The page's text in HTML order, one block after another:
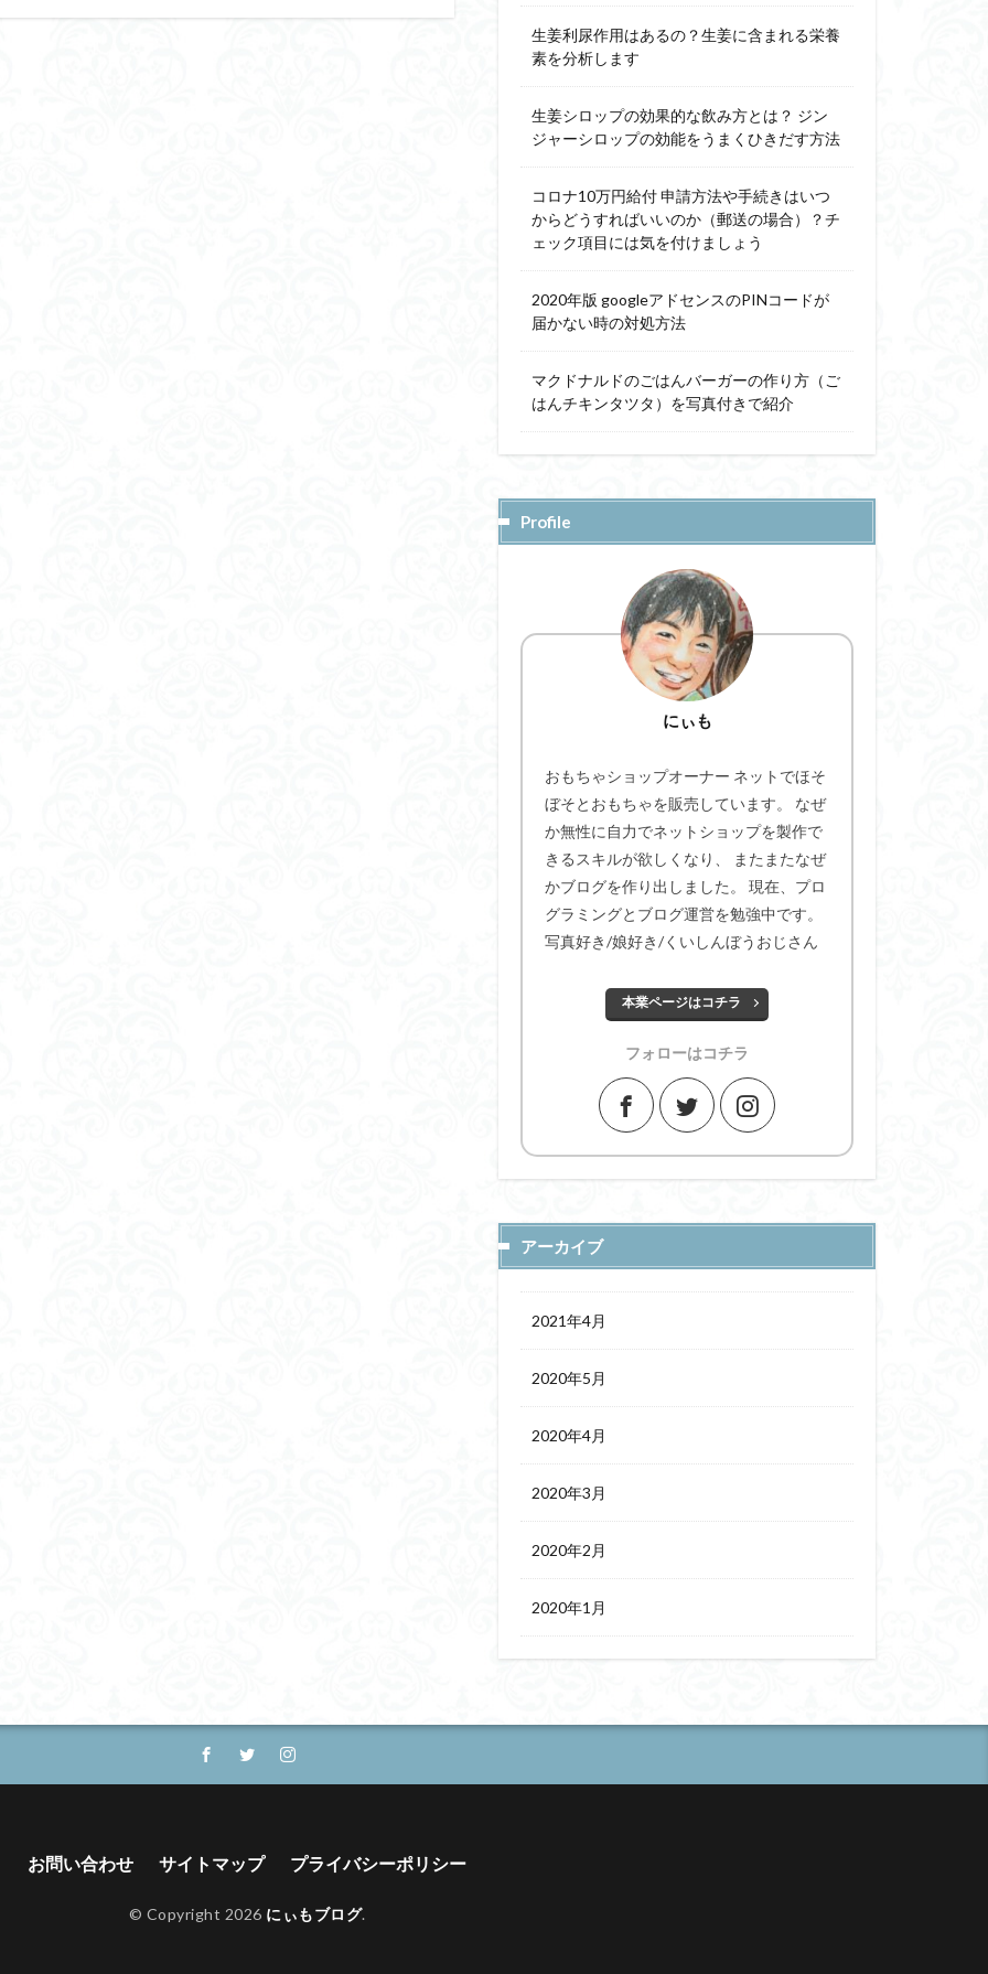
生姜利尿作用はあるの？生姜に含まれる栄養
素を分析します
生姜シロップの効果的な飲み方とは？ ジン
ジャーシロップの効能をうまくひきだす方法
コロナ10万円給付 申請方法や手続きはいつ
からどうすればいいのか（郵送の場合）？チ
ェック項目には気を付けましょう
2020年版 googleアドセンスのPINコードが
届かない時の対処方法
マクドナルドのごはんバーガーの作り方（ご
はんチキンタツタ）を写真付きで紹介
Profile
にぃも
おもちゃショップオーナー ネットでほそ
ぼそとおもちゃを販売しています。 なぜ
か無性に自力でネットショップを製作で
きるスキルが欲しくなり、 またまたなぜ
かブログを作り出しました。 現在、プロ
グラミングとブログ運営を勉強中です。
写真好き/娘好き/くいしんぼうおじさん
本業ページはコチラ
フォローはコチラ
アーカイブ
2021年4月
2020年5月
2020年4月
2020年3月
2020年2月
2020年1月
お問い合わせ サイトマップ プライバシーポリシー
© Copyright 2026 にぃもブログ.